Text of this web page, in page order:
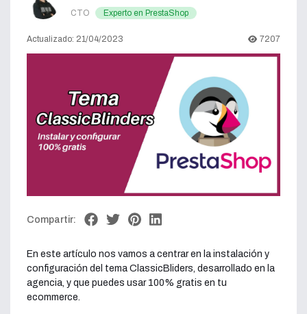
CTO Experto en PrestaShop
Actualizado: 21/04/2023 7207
Compartir:
En este artículo nos vamos a centrar en la instalación y
configuración del tema ClassicBliders, desarrollado en la
agencia, y que puedes usar 100% gratis en tu
ecommerce.